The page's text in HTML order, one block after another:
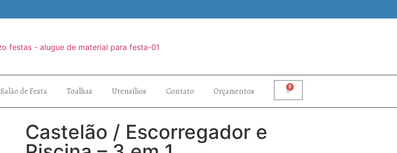
Salão de Festa Toalhas Utensílios Contato Orçamentos 0
Castelão / Escorregador e